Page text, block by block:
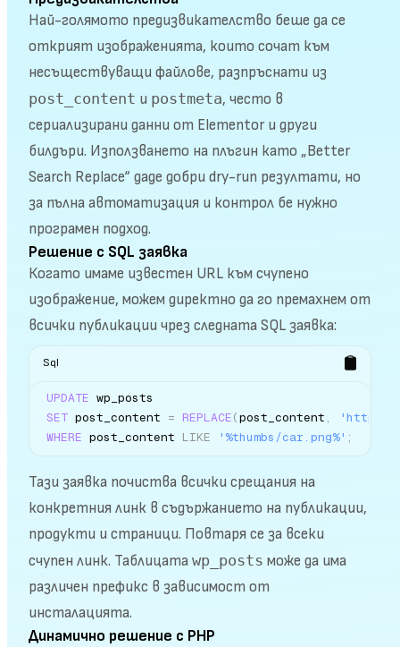
Най-голямото предизвикателство беше да се
открият изображенията, които сочат към
несъществуващи файлове, разпръснати из
post_content и postmeta, често в
сериализирани данни от Elementor и други
билдъри. Използването на плъгин като „Better
Search Replace“ даде добри dry-run резултати, но
за пълна автоматизация и контрол бе нужно
програмен подход.
Решение с SQL заявка
Когато имаме известен URL към счупено
изображение, можем директно да го премахнем от
всички публикации чрез следната SQL заявка:
Sql
UPDATE
SET post_content = REPLACE(post_content ,
'https://
WHERE post_content LIKE '%thumbs/car.png%' ;
Тази заявка почиства всички срещания на
конкретния линк в съдържанието на публикации,
продукти и страници. Повтаря се за всеки
счупен линк. Таблицата wp_posts може да има
различен префикс в зависимост от
инсталацията.
Динамично решение с PHP